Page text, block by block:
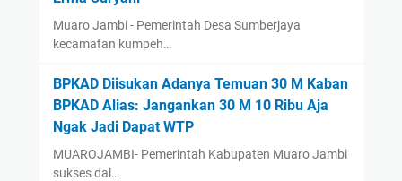
Muaro Jambi - Pemerintah Desa Sumberjaya
kecamatan kumpeh…
BPKAD Diisukan Adanya Temuan 30 M Kaban
BPKAD Alias: Jangankan 30 M 10 Ribu Aja
Ngak Jadi Dapat WTP ‎
‎MUAROJAMBI- Pemerintah Kabupaten Muaro Jambi
sukses dal…